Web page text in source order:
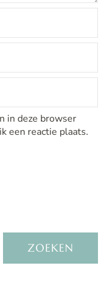
in deze browser
een reactie plaats.
ZOEKEN